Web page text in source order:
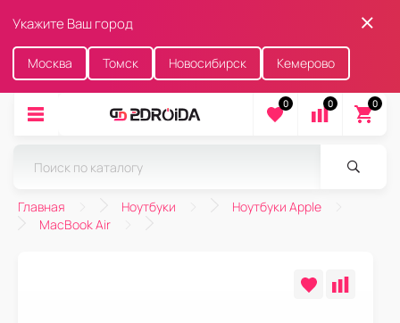
Укажите Ваш город
Москва Томск Новосибирск Кемерово
0 0 0
Главная Ноутбуки
Ноутбуки Apple
MacBook Air